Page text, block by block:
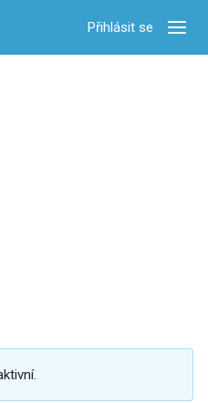
Přihlásit se